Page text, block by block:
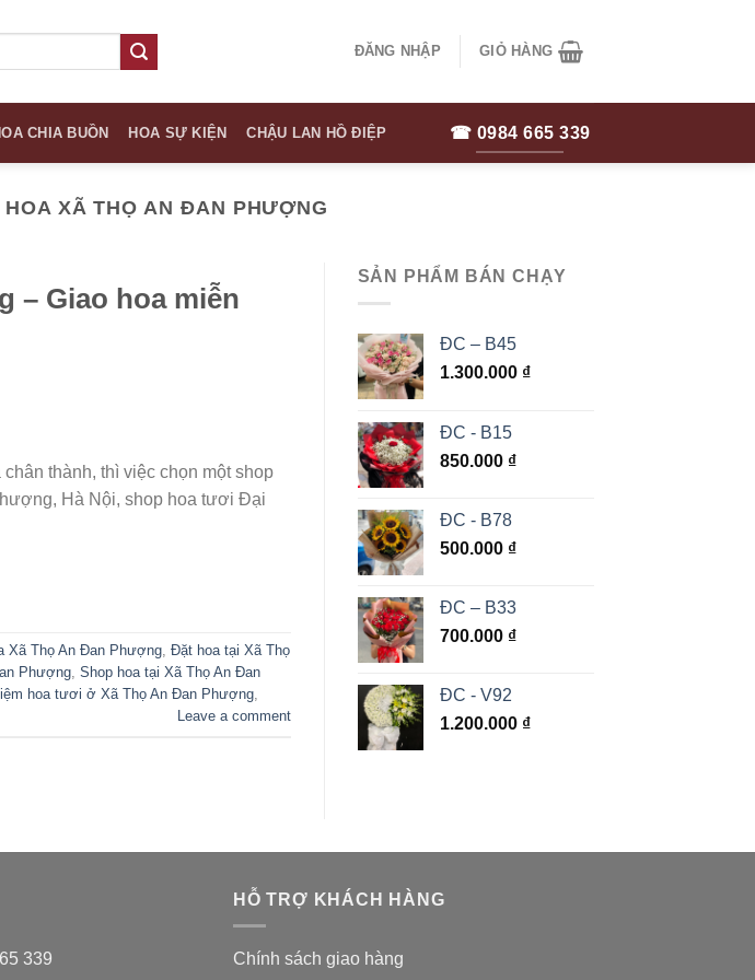
ĐĂNG NHẬP GIỎ HÀNG
CHIA BUỒN HOA SỰ KIỆN CHẬU LAN HỒ ĐIỆP ☎ 0984 665 339
XÃ THỌ AN ĐAN PHƯỢNG
– Giao hoa miễn
thành, thì việc chọn một shop
Hà Nội, shop hoa tươi Đại
Xã Thọ An Đan Phượng, Đặt hoa tại Xã Thọ
Phượng, Shop hoa tại Xã Thọ An Đan
hoa tươi ở Xã Thọ An Đan Phượng,
Leave a comment
SẢN PHẨM BÁN CHẠY
ĐC – B45
1.300.000 ₫
ĐC - B15
850.000 ₫
ĐC - B78
500.000 ₫
ĐC – B33
700.000 ₫
ĐC - V92
1.200.000 ₫
339
HỖ TRỢ KHÁCH HÀNG
Chính sách giao hàng